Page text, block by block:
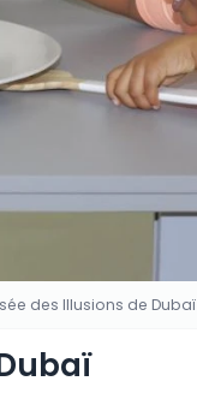
des Illusions de Dubaï